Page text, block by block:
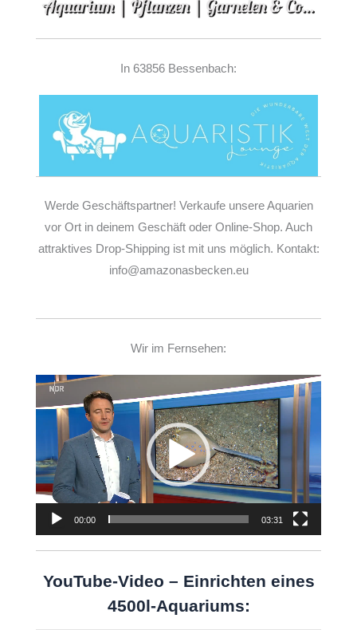
In 63856 Bessenbach:
Werde Geschäftspartner! Verkaufe unsere Aquarien
vor Ort in deinem Geschäft oder Online-Shop. Auch
attraktives Drop-Shipping ist mit uns möglich. Kontakt:
info@amazonasbecken.eu
Wir im Fernsehen:
Player
00:00 03:31
YouTube-Video – Einrichten eines
4500l-Aquariums: